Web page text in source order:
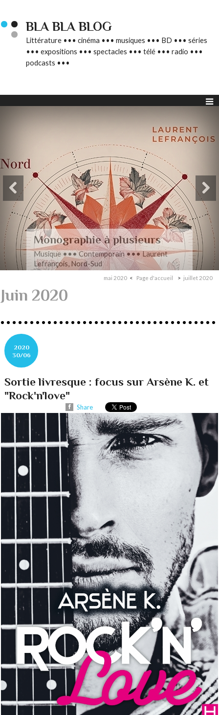
BLA BLA BLOG
Littérature ••• cinéma ••• musiques ••• BD ••• séries
••• expositions ••• spectacles ••• télé ••• radio •••
podcasts •••
Romance en musique
Musique ••• Contemporain ••• Nathan
Henninger, Romanza pour cordes
mai 2020 Page d'accueil juillet 2020
Juin 2020
2020
30/06
Sortie livresque : focus sur Arsène K. et
"Rock'n'love"
Share